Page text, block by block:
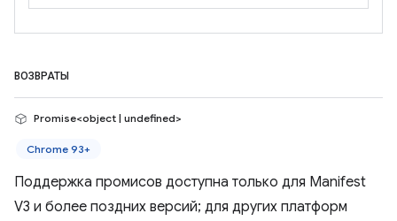
ВОЗВРАТЫ
Promise<object | undefined>
Chrome 93+
Поддержка промисов доступна только для Manifest
V3 и более поздних версий; для других платформ